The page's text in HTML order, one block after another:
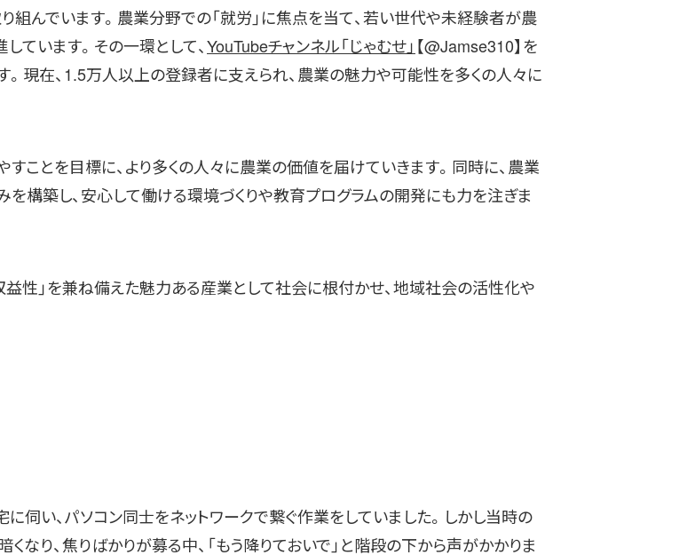
組んでいます。農業分野での「就労」に焦点を当て、若い世代や未経験者が農
ています。その一環として、YouTubeチャンネル「じゃむせ」 【@Jamse310】を
。現在、1.5万人以上の登録者に支えられ、農業の魅力や可能性を多くの人々に
ことを目標に、より多くの人々に農業の価値を届けていきます。同時に、農業
構築し、安心して働ける環境づくりや教育プログラムの開発にも力を注ぎま
益性」を兼ね備えた魅力ある産業として社会に根付かせ、地域社会の活性化や
伺い、パソコン同士をネットワークで繋ぐ作業をしていました。しかし当時の
なり、焦りばかりが募る中、「もう降りておいで」と階段の下から声がかかりま